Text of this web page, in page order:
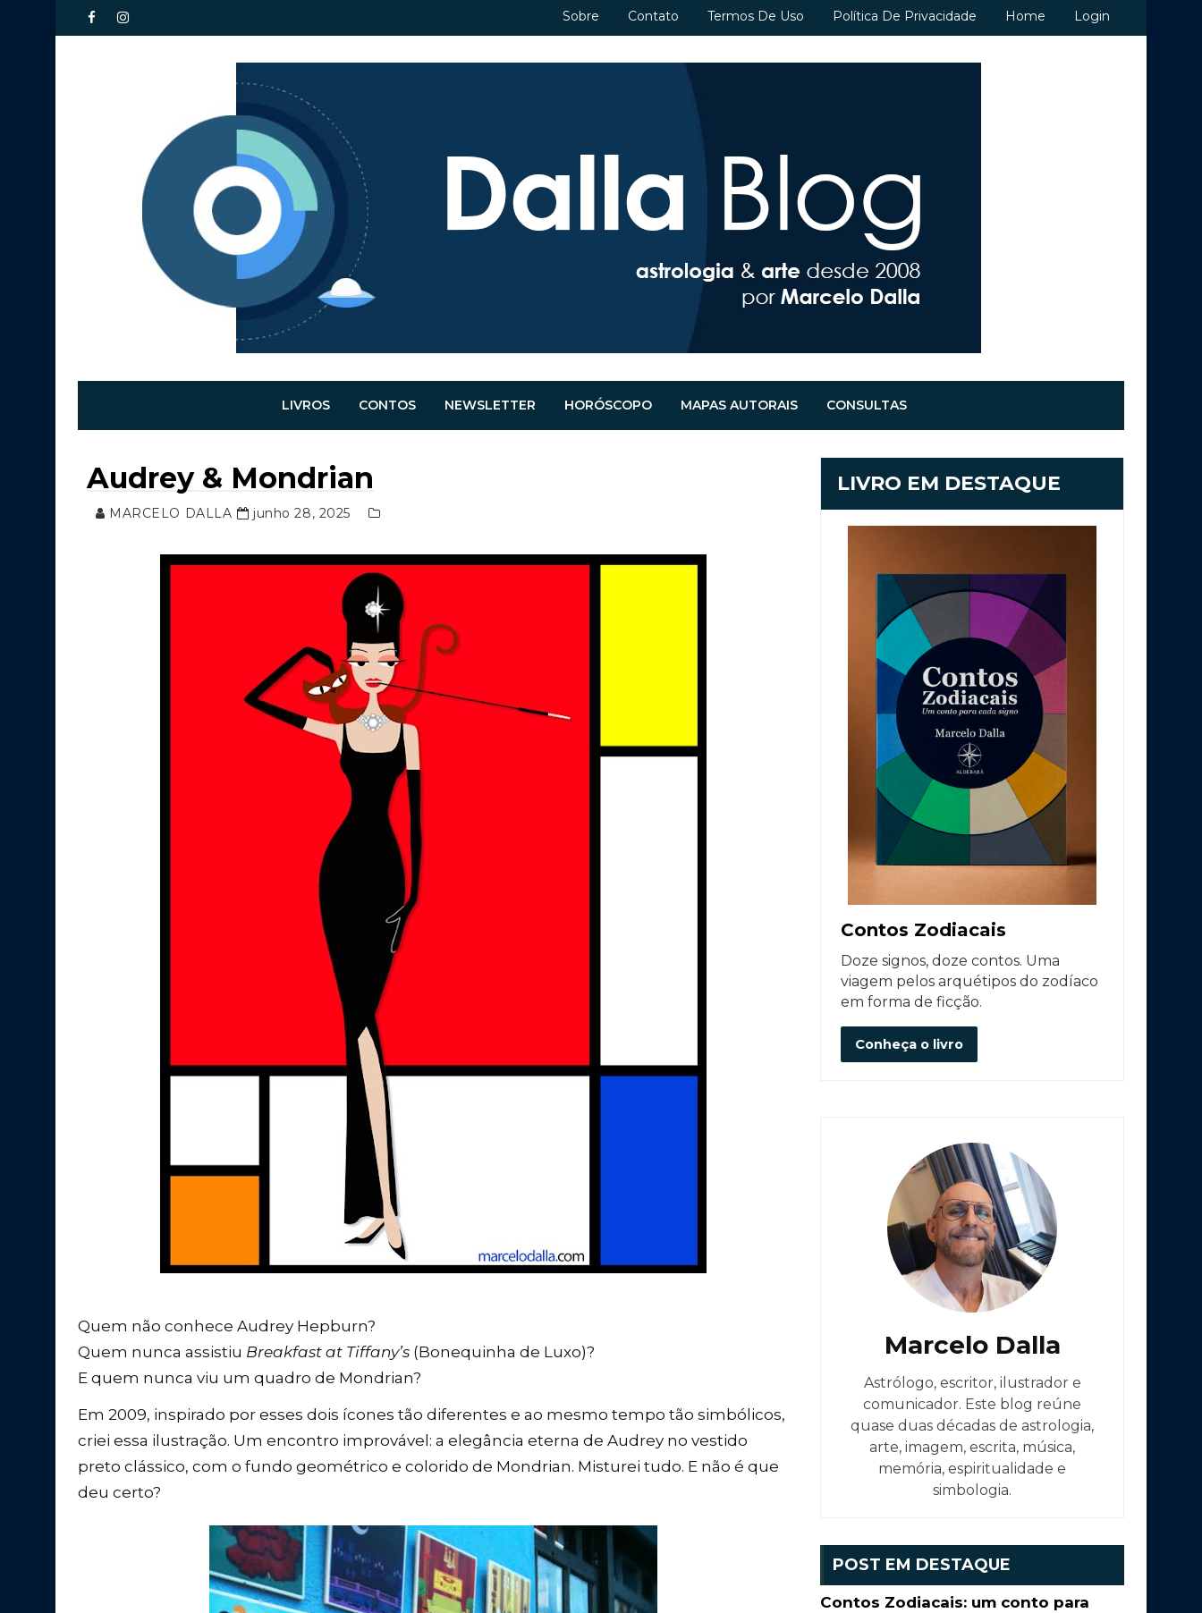
Sobre Contato Termos De Uso Política De Privacidade Home Login
LIVROS CONTOS NEWSLETTER HORÓSCOPO MAPAS AUTORAIS CONSULTAS
Audrey & Mondrian
MARCELO DALLA junho 28, 2025
Quem não conhece Audrey Hepburn?
Quem nunca assistiu Breakfast at Tiffany’s (Bonequinha de Luxo)?
E quem nunca viu um quadro de Mondrian?
Em 2009, inspirado por esses dois ícones tão diferentes e ao mesmo tempo tão simbólicos,
criei essa ilustração. Um encontro improvável: a elegância eterna de Audrey no vestido
preto clássico, com o fundo geométrico e colorido de Mondrian. Misturei tudo. E não é que
deu certo?
LIVRO EM DESTAQUE
Contos Zodiacais
Doze signos, doze contos. Uma
viagem pelos arquétipos do zodíaco
em forma de ficção.
Conheça o livro
Marcelo Dalla
Astrólogo, escritor, ilustrador e
comunicador. Este blog reúne
quase duas décadas de astrologia,
arte, imagem, escrita, música,
memória, espiritualidade e
simbologia.
POST EM DESTAQUE
Contos Zodiacais: um conto para